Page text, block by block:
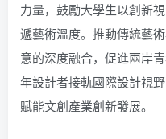
力量，鼓勵大學生以創新
遞藝術溫度。推動傳統藝
意的深度融合，促進兩岸
年設計者接軌國際設計視
賦能文創產業創新發展。